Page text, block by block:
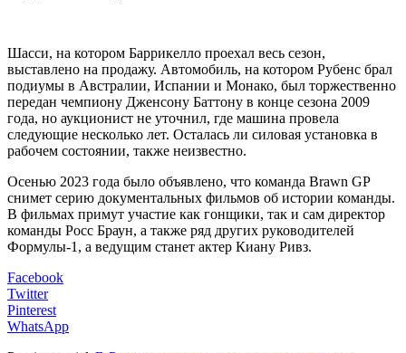
Шасси, на котором Баррикелло проехал весь сезон,
выставлено на продажу. Автомобиль, на котором Рубенс брал
подиумы в Австралии, Испании и Монако, был торжественно
передан чемпиону Дженсону Баттону в конце сезона 2009
года, но аукционист не уточнил, где машина провела
следующие несколько лет. Осталась ли силовая установка в
рабочем состоянии, также неизвестно.
Осенью 2023 года было объявлено, что команда Brawn GP
снимет серию документальных фильмов об истории команды.
В фильмах примут участие как гонщики, так и сам директор
команды Росс Браун, а также ряд других руководителей
Формулы-1, а ведущим станет актер Киану Ривз.
Facebook
Twitter
Pinterest
WhatsApp